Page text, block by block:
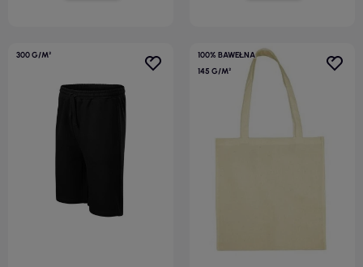
300 G/M²
100% BAWEŁNA
145 G/M²